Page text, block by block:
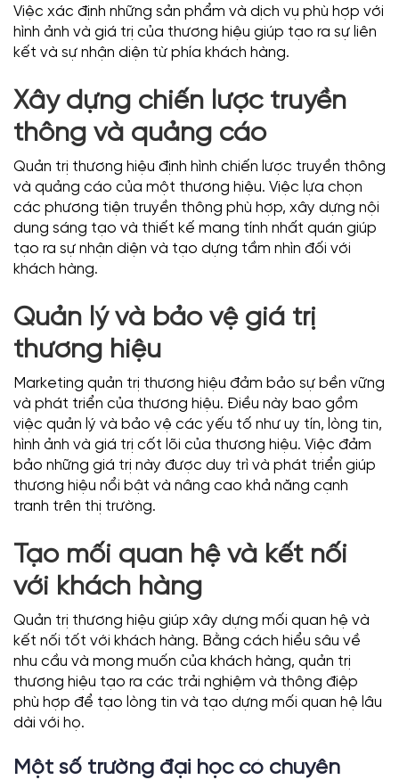
Việc xác định những sản phẩm và dịch vụ phù hợp với
hình ảnh và giá trị của thương hiệu giúp tạo ra sự liên
kết và sự nhận diện từ phía khách hàng.
Xây dựng chiến lược truyền
thông và quảng cáo
Quản trị thương hiệu định hình chiến lược truyền thông
và quảng cáo của một thương hiệu. Việc lựa chọn
các phương tiện truyền thông phù hợp, xây dựng nội
dung sáng tạo và thiết kế mang tính nhất quán giúp
tạo ra sự nhận diện và tạo dựng tầm nhìn đối với
khách hàng.
Quản lý và bảo vệ giá trị
thương hiệu
Marketing quản trị thương hiệu đảm bảo sự bền vững
và phát triển của thương hiệu. Điều này bao gồm
việc quản lý và bảo vệ các yếu tố như uy tín, lòng tin,
hình ảnh và giá trị cốt lõi của thương hiệu. Việc đảm
bảo những giá trị này được duy trì và phát triển giúp
thương hiệu nổi bật và nâng cao khả năng cạnh
tranh trên thị trường.
Tạo mối quan hệ và kết nối
với khách hàng
Quản trị thương hiệu giúp xây dựng mối quan hệ và
kết nối tốt với khách hàng. Bằng cách hiểu sâu về
nhu cầu và mong muốn của khách hàng, quản trị
thương hiệu tạo ra các trải nghiệm và thông điệp
phù hợp để tạo lòng tin và tạo dựng mối quan hệ lâu
dài với họ.
Một số trường đại học có chuyên